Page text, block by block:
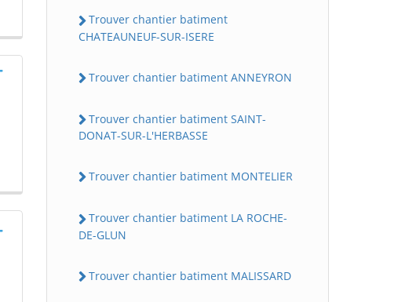
Trouver chantier batiment
CHATEAUNEUF-SUR-ISERE
Trouver chantier batiment ANNEYRON
Trouver chantier batiment SAINT-
DONAT-SUR-L'HERBASSE
Trouver chantier batiment MONTELIER
Trouver chantier batiment LA ROCHE-
DE-GLUN
Trouver chantier batiment MALISSARD